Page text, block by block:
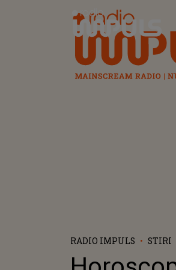
Radio Impuls
RADIO IMPULS STIRI